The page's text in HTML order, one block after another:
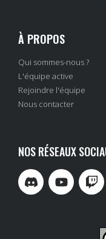
À PROPOS
Qui sommes-nous ?
L'équipe active
Rejoindre l'équipe
Nous contacter
NOS RÉSEAUX